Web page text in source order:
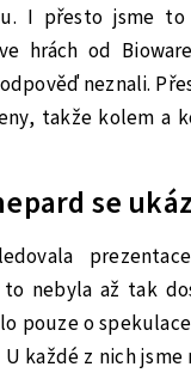
I přesto jsme
hrách od
neznali.
takže kolem a
se
nebyla až tak
pouze o
U každé z nich